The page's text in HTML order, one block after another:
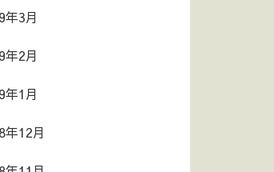
年3月
年2月
年1月
年12月